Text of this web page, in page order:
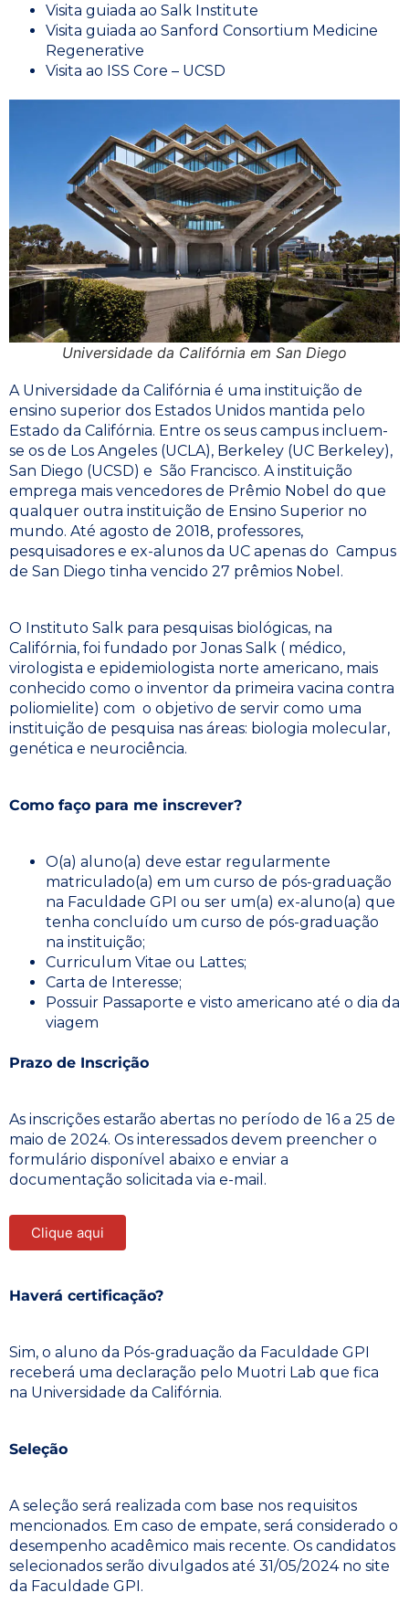
Visita guiada ao Salk Institute
Visita guiada ao Sanford Consortium Medicine
Regenerative
Visita ao ISS Core – UCSD
Universidade da Califórnia em San Diego
A Universidade da Califórnia é uma instituição de
ensino superior dos Estados Unidos mantida pelo
Estado da Califórnia. Entre os seus campus incluem-
se os de Los Angeles (UCLA), Berkeley (UC Berkeley),
San Diego (UCSD) e São Francisco. A instituição
emprega mais vencedores de Prêmio Nobel do que
qualquer outra instituição de Ensino Superior no
mundo. Até agosto de 2018, professores,
pesquisadores e ex-alunos da UC apenas do Campus
de San Diego tinha vencido 27 prêmios Nobel.
O Instituto Salk para pesquisas biológicas, na
Califórnia, foi fundado por Jonas Salk ( médico,
virologista e epidemiologista norte americano, mais
conhecido como o inventor da primeira vacina contra
poliomielite) com o objetivo de servir como uma
instituição de pesquisa nas áreas: biologia molecular,
genética e neurociência.
Como faço para me inscrever?
O(a) aluno(a) deve estar regularmente
matriculado(a) em um curso de pós-graduação
na Faculdade GPI ou ser um(a) ex-aluno(a) que
tenha concluído um curso de pós-graduação
na instituição;
Curriculum Vitae ou Lattes;
Carta de Interesse;
Possuir Passaporte e visto americano até o dia da
viagem
Prazo de Inscrição
As inscrições estarão abertas no período de 16 a 25 de
maio de 2024. Os interessados devem preencher o
formulário disponível abaixo e enviar a
documentação solicitada via e-mail.
Clique aqui
Haverá certificação?
Sim, o aluno da Pós-graduação da Faculdade GPI
receberá uma declaração pelo Muotri Lab que fica
na Universidade da Califórnia.
Seleção
A seleção será realizada com base nos requisitos
mencionados. Em caso de empate, será considerado o
desempenho acadêmico mais recente. Os candidatos
selecionados serão divulgados até 31/05/2024 no site
da Faculdade GPI.